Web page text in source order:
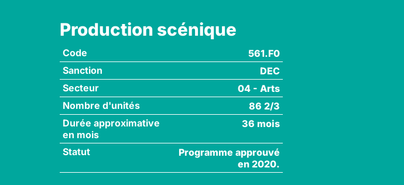
Production scénique
Code
561.F0
Sanction
DEC
Secteur
04 - Arts
Nombre d'unités
86 2/3
Durée approximative
en mois
36 mois
Statut
Programme approuvé
en 2020.